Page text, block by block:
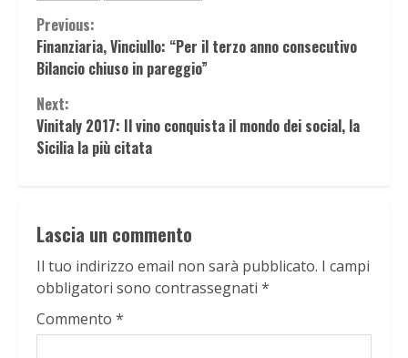
Continue
Reading
Previous:
Finanziaria, Vinciullo: “Per il terzo anno consecutivo
Bilancio chiuso in pareggio”
Next:
Vinitaly 2017: Il vino conquista il mondo dei social, la
Sicilia la più citata
Lascia un commento
Il tuo indirizzo email non sarà pubblicato. I campi
obbligatori sono contrassegnati *
Commento *